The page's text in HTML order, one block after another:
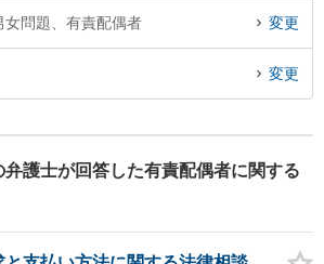
女問題、有責配偶者 変更
変更
護士が回答した有責配偶者に関する